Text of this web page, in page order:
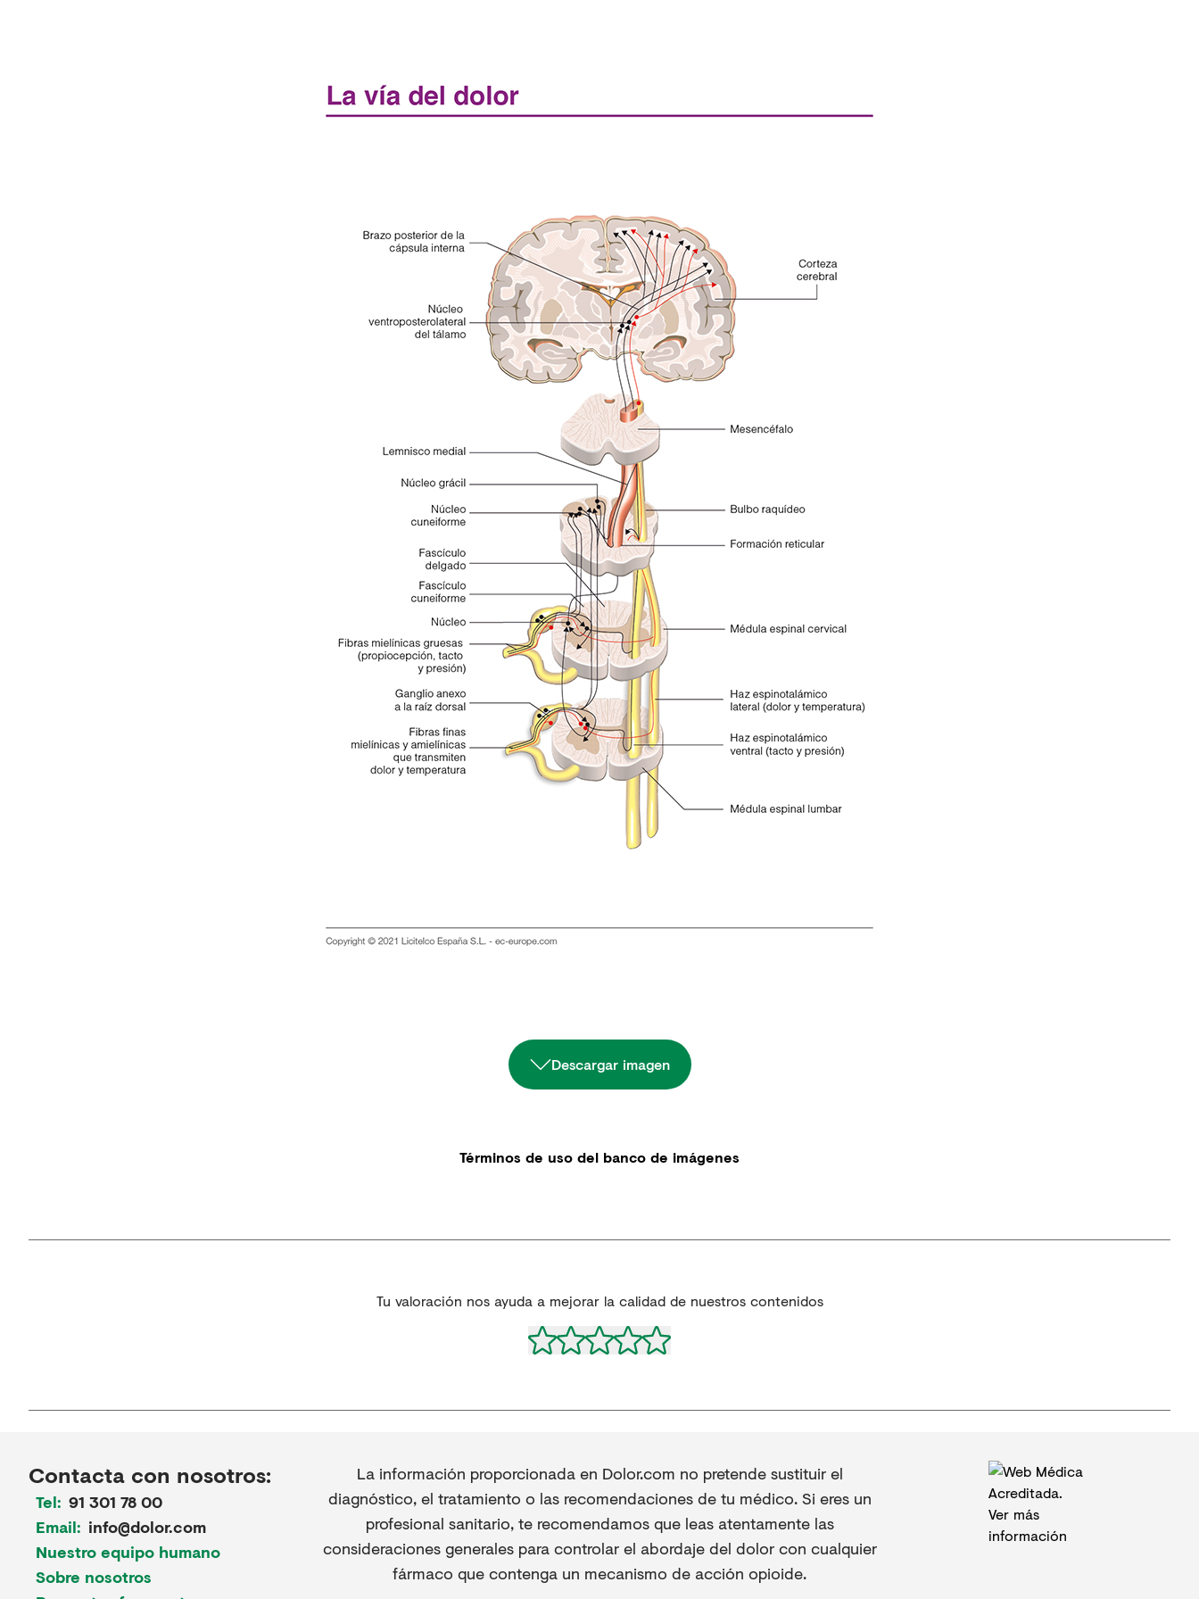
Descargar imagen
Términos de uso del banco de imágenes
Tu valoración nos ayuda a mejorar la calidad de nuestros contenidos
Contacta con nosotros:
Tel: 91 301 78 00
Email: info@dolor.com
Nuestro equipo humano
Sobre nosotros
La información proporcionada en Dolor.com no pretende sustituir el
diagnóstico, el tratamiento o las recomendaciones de tu médico. Si eres un
profesional sanitario, te recomendamos que leas atentamente las
consideraciones generales para controlar el abordaje del dolor con cualquier
fármaco que contenga un mecanismo de acción opioide.